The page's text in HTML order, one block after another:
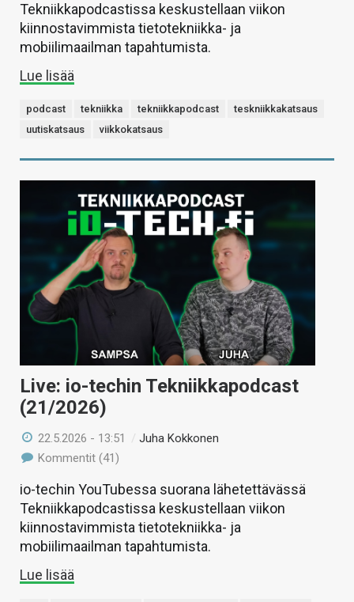
Tekniikkapodcastissa keskustellaan viikon
kiinnostavimmista tietotekniikka- ja
mobiilimaailman tapahtumista.
Lue lisää
podcast tekniikka tekniikkapodcast
teskniikkakatsaus
uutiskatsaus
viikkokatsaus
Live: io-techin Tekniikkapodcast
(21/2026)
22.5.2026 - 13:51 /Juha Kokkonen
Kommentit (41)
io-techin YouTubessa suorana lähetettävässä
Tekniikkapodcastissa keskustellaan viikon
kiinnostavimmista tietotekniikka- ja
mobiilimaailman tapahtumista.
Lue lisää